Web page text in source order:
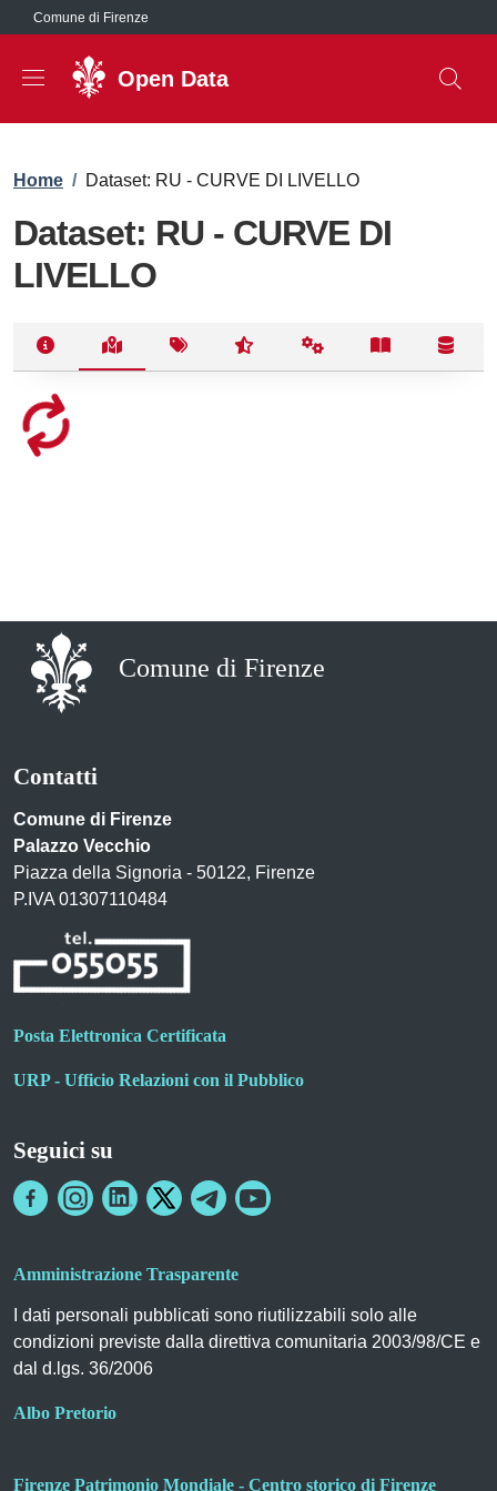
Salta al contenuto principale
Comune di Firenze
Open Data
Briciole di pane
Home / Dataset: RU - CURVE DI LIVELLO
Dataset: RU - CURVE DI
LIVELLO
Comune di Firenze
Contatti
Comune di Firenze
Palazzo Vecchio
Piazza della Signoria - 50122, Firenze
P.IVA 01307110484
Posta Elettronica Certificata
URP - Ufficio Relazioni con il Pubblico
Seguici su
Amministrazione Trasparente
I dati personali pubblicati sono riutilizzabili solo alle
condizioni previste dalla direttiva comunitaria 2003/98/CE e
dal d.lgs. 36/2006
Albo Pretorio
Firenze Patrimonio Mondiale - Centro storico di Firenze